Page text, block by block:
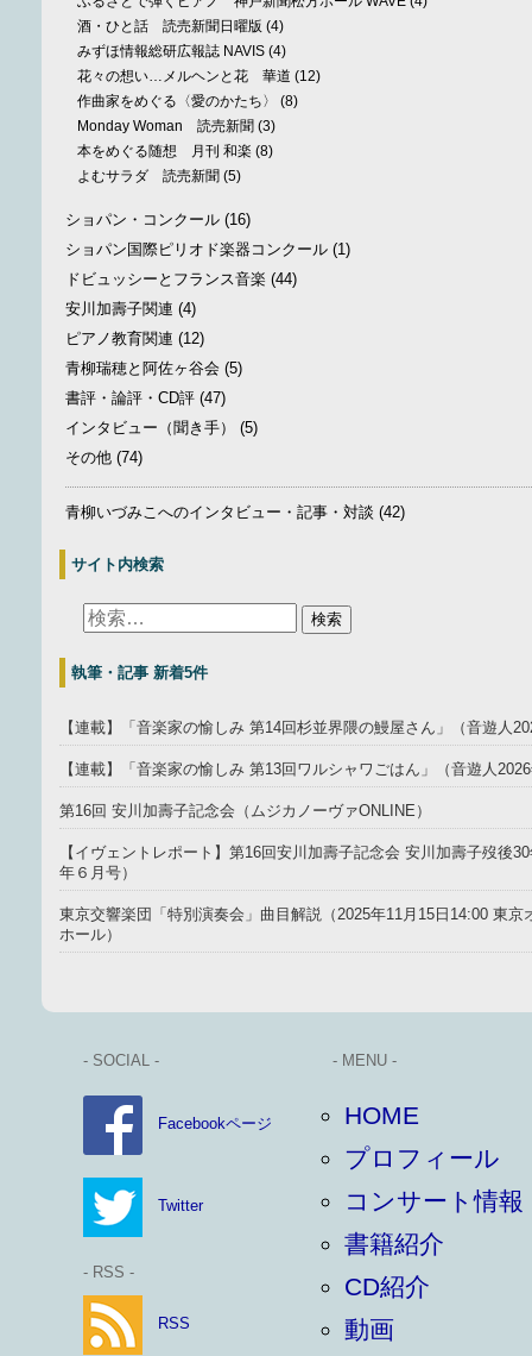
酒・ひと話 読売新聞日曜版 (4)
みずほ情報総研広報誌 NAVIS (4)
花々の想い…メルヘンと花 華道 (12)
作曲家をめぐる〈愛のかたち〉
(8)
Monday Woman 読売新聞 (3)
本をめぐる随想 月刊 和楽 (8)
よむサラダ 読売新聞 (5)
ショパン・コンクール (16)
ショパン国際ピリオド楽器コンクール (1)
ドビュッシーとフランス音楽 (44)
安川加壽子関連 (4)
ピアノ教育関連 (12)
青柳瑞穂と阿佐ヶ谷会 (5)
書評・論評・CD評 (47)
インタビュー（聞き手）
(5)
その他 (74)
青柳いづみこへのインタビュー・記事・対談 (42)
サイト内検索
執筆・記事 新着5件
【連載】「音楽家の愉しみ 第14回杉並界隈の鰻屋さん」（音遊人
【連載】「音楽家の愉しみ 第13回ワルシャワごはん」（音遊人
第16回 安川加壽子記念会（ムジカノーヴァONLINE）
【イヴェントレポート】第16回安川加壽子記念会 安川加壽子歿後
年６月号）
東京交響楽団「特別演奏会」曲目解説（2025年11月15日14:00 東京
ホール）
- SOCIAL -
Facebookページ
Twitter
- RSS -
RSS
- MENU -
HOME
プロフィール
コンサート情報
書籍紹介
CD紹介
動画